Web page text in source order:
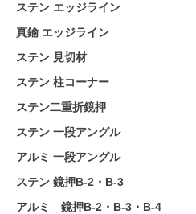
ステン エッジライン
真鍮 エッジライン
ステン 見切材
ステン 柱コーナー
ステン二重折鏡押
ステン 一段アングル
アルミ 一段アングル
ステン 鏡押B-2・B-3
アルミ 鏡押B-2・B-3・B-4